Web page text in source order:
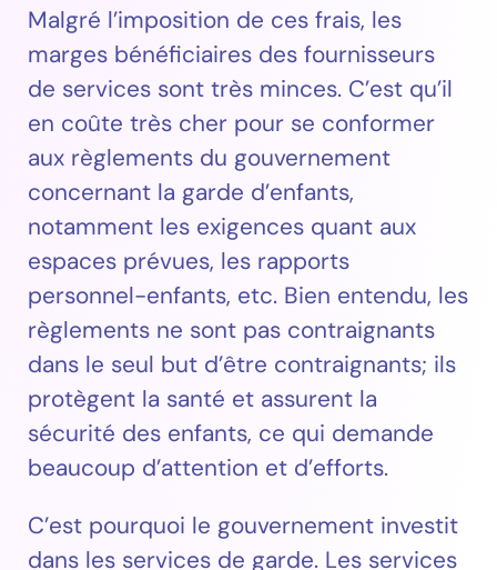
Malgré l’imposition de ces frais, les
marges bénéficiaires des fournisseurs
de services sont très minces. C’est qu’il
en coûte très cher pour se conformer
aux règlements du gouvernement
concernant la garde d’enfants,
notamment les exigences quant aux
espaces prévues, les rapports
personnel-enfants, etc. Bien entendu, les
règlements ne sont pas contraignants
dans le seul but d’être contraignants; ils
protègent la santé et assurent la
sécurité des enfants, ce qui demande
beaucoup d’attention et d’efforts.
C’est pourquoi le gouvernement investit
dans les services de garde. Les services